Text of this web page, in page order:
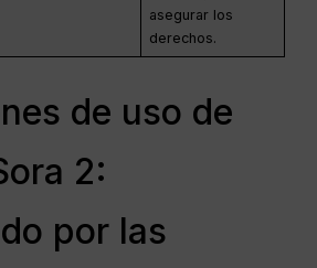
asegurar los
derechos.
de uso de
2:
por las